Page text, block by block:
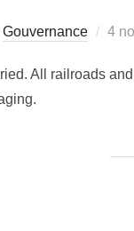
Gouvernance 4
All railroads